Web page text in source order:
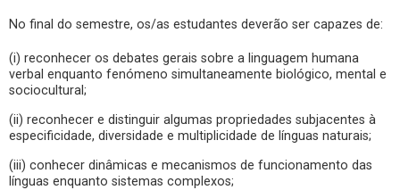
No final do semestre, os/as estudantes deverão ser capazes de:
(i) reconhecer os debates gerais sobre a linguagem humana
verbal enquanto fenómeno simultaneamente biológico, mental e
sociocultural;
(ii) reconhecer e distinguir algumas propriedades subjacentes à
especificidade, diversidade e multiplicidade de línguas naturais;
(iii) conhecer dinâmicas e mecanismos de funcionamento das
línguas enquanto sistemas complexos;